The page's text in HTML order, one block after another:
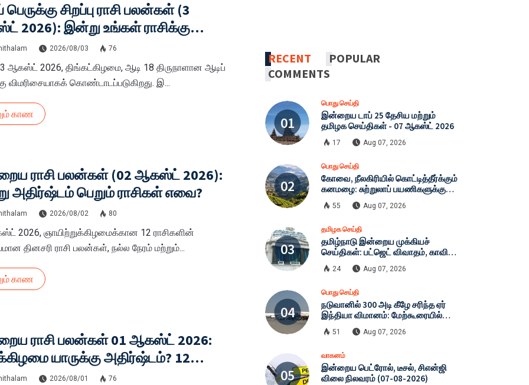
பெருக்கு சிறப்பு ராசி பலன்கள் (3
2026): இன்று உங்கள் ராசிக்கு
அதிர்ஷ்டம்! 12 ராசிகளின் முழு
2026/08/03 76
ஆகஸ்ட் 2026, திங்கட்கிழமை, ஆடி 18 திருநாளான ஆடிப்
விமரிசையாகக் கொண்டாடப்படுகிறது. இ...
காண
ராசி பலன்கள் (02 ஆகஸ்ட் 2026):
அதிர்ஷ்டம் பெறும் ராசிகள் எவை?
2026/08/02 80
2026, ஞாயிற்றுக்கிழமைக்கான 12 ராசிகளின்
தினசரி ராசி பலன்கள், நல்ல நேரம் மற்றும்...
காண
ராசி பலன்கள் 01 ஆகஸ்ட் 2026:
யாருக்கு அதிர்ஷ்டம்? 12
முழு பலன்கள் இதோ!
2026/08/01 76
RECENT
POPULAR
COMMENTS
பொது செய்தி
இன்றைய டாப் 25 தேசிய மற்றும்
தமிழக செய்திகள் - 07 ஆகஸ்ட் 2026
17 Aug 07, 2026
பொது செய்தி
கோவை, நீலகிரியில் கொட்டித்தீர்க்கும்
கனமழை: சுற்றுலாப் பயணிகளுக்கு
அவசர எச்சரிக்கை! நிலச்சரிவு
அபாயத்தால் கட்டுப்பாடுகள்
55 Aug 07, 2026
தமிழக செய்தி
தமிழ்நாடு இன்றைய முக்கியச்
செய்திகள்: பட்ஜெட் விவாதம், காவிரி
போராட்டம் முதல் டாப் 25 தலைப்புகள்!
24 Aug 07, 2026
பொது செய்தி
நடுவானில் 300 அடி கீழே சரிந்த ஏர்
இந்தியா விமானம்: மேற்கூரையில்
மோதிய பயணிகள் - பதறவைக்கும்
முழு விவரம்
51 Aug 07, 2026
வாகனம்
இன்றைய பெட்ரோல், டீசல், சிஎன்ஜி
விலை நிலவரம் (07-08-2026)